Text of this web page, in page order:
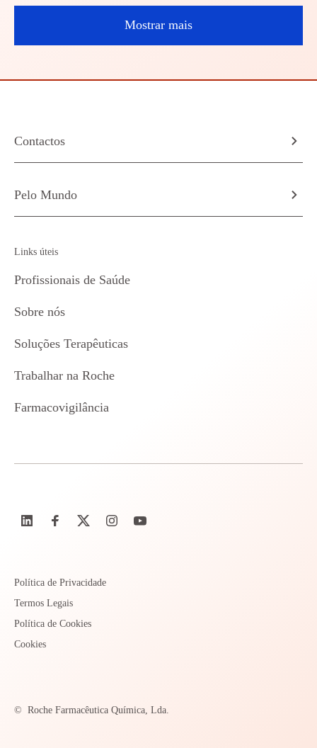
Mostrar mais
Contactos
Pelo Mundo
Links úteis
Profissionais de Saúde
Sobre nós
Soluções Terapêuticas
Trabalhar na Roche
Farmacovigilância
Política de Privacidade
Termos Legais
Política de Cookies
Cookies
© Roche Farmacêutica Química, Lda.